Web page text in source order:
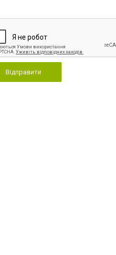
Відправити